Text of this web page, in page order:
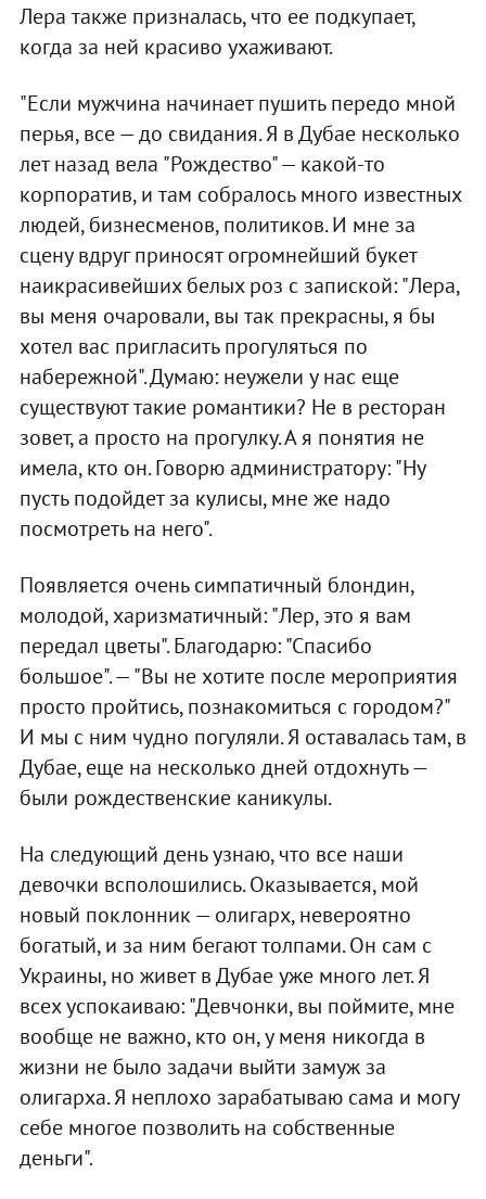
Лера также призналась, что ее подкупает,
когда за ней красиво ухаживают.
"Если мужчина начинает пушить передо мной
перья, все — до свидания. Я в Дубае несколько
лет назад вела "Рождество" — какой-то
корпоратив, и там собралось много известных
людей, бизнесменов, политиков. И мне за
сцену вдруг приносят огромнейший букет
наикрасивейших белых роз с запиской: "Лера,
вы меня очаровали, вы так прекрасны, я бы
хотел вас пригласить прогуляться по
набережной". Думаю: неужели у нас еще
существуют такие романтики? Не в ресторан
зовет, а просто на прогулку. А я понятия не
имела, кто он. Говорю администратору: "Ну
пусть подойдет за кулисы, мне же надо
посмотреть на него".
Появляется очень симпатичный блондин,
молодой, харизматичный: "Лер, это я вам
передал цветы". Благодарю: "Спасибо
большое". — "Вы не хотите после мероприятия
просто пройтись, познакомиться с городом?"
И мы с ним чудно погуляли. Я оставалась там, в
Дубае, еще на несколько дней отдохнуть —
были рождественские каникулы.
На следующий день узнаю, что все наши
девочки всполошились. Оказывается, мой
новый поклонник — олигарх, невероятно
богатый, и за ним бегают толпами. Он сам с
Украины, но живет в Дубае уже много лет. Я
всех успокаиваю: "Девчонки, вы поймите, мне
вообще не важно, кто он, у меня никогда в
жизни не было задачи выйти замуж за
олигарха. Я неплохо зарабатываю сама и могу
себе многое позволить на собственные
деньги".